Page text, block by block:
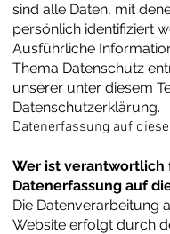
sind alle Daten, mit
persönlich identifiziert
Ausführliche
Thema Datenschutz
unserer unter diesem
Datenschutzerklärung.
Datenerfassung auf
Wer ist verantwortlich
Datenerfassung auf
Die Datenverarbeitung
Website erfolgt durch